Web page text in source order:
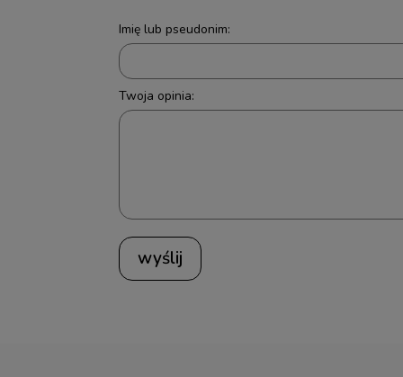
Imię lub pseudonim:
Twoja opinia:
wyślij